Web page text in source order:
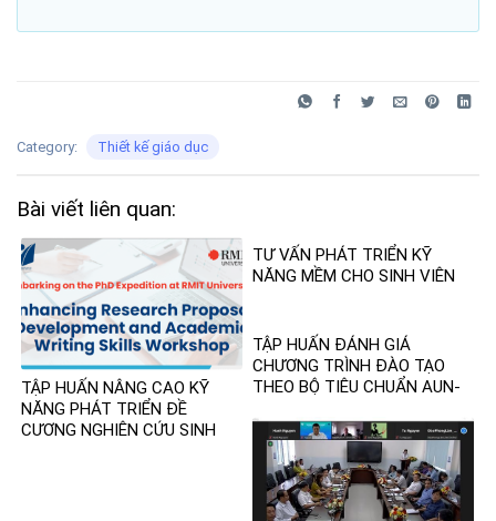
Category: Thiết kế giáo dục
Bài viết liên quan:
TẬP HUẤN NÂNG CAO KỸ
NĂNG PHÁT TRIỂN ĐỀ
CƯƠNG NGHIÊN CỨU SINH
TƯ VẤN PHÁT TRIỂN KỸ
NĂNG MỀM CHO SINH VIÊN
TẬP HUẤN ĐÁNH GIÁ
CHƯƠNG TRÌNH ĐÀO TẠO
THEO BỘ TIÊU CHUẨN AUN-